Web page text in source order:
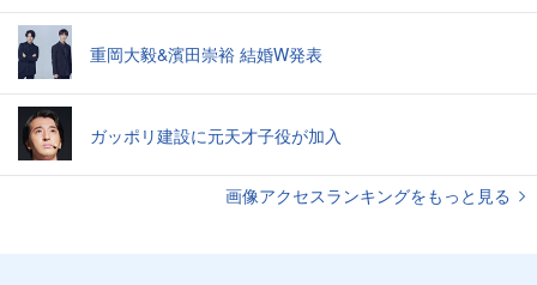
重岡大毅&濱田崇裕 結婚W発表
ガッポリ建設に元天才子役が加入
画像アクセスランキングをもっと見る